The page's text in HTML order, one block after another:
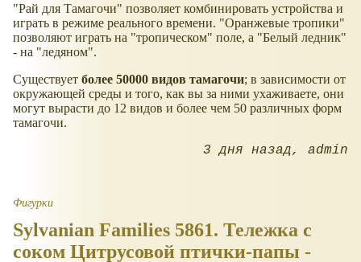
"Рай для Тамагочи" позволяет комбинировать устройства и
играть в режиме реального времени. "Оранжевые тропики"
позволяют играть на "тропическом" поле, а "Белый ледник"
- на "ледяном".
Существует более 50000 видов тамагочи; в зависимости от
окружающей среды и того, как вы за ними ухаживаете, они
могут вырасти до 12 видов и более чем 50 различных форм
тамагочи.
3 дня назад admin
Фигурки
Sylvanian Families 5861. Тележка с
соком Цитрусовой птички-папы -